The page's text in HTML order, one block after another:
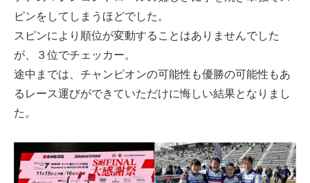
ピンをしてしまうほどでした。
スピンにより順位が変動することはありませんでした
が、３位でチェッカー。
途中までは、チャンピオンの可能性も優勝の可能性もあ
るレース運びができていただけに悔しい結果となりまし
た。